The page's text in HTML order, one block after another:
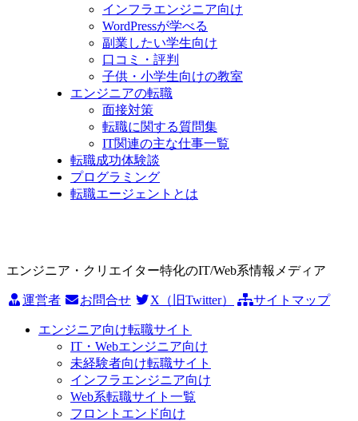
インフラエンジニア向け
WordPressが学べる
副業したい学生向け
口コミ・評判
子供・小学生向けの教室
エンジニアの転職
面接対策
転職に関する質問集
IT関連の主な仕事一覧
転職成功体験談
プログラミング
転職エージェントとは
エンジニア・クリエイター特化のIT/Web系情報メディア
運営者 お問合せ X（旧Twitter） サイトマップ
エンジニア向け転職サイト
IT・Webエンジニア向け
未経験者向け転職サイト
インフラエンジニア向け
Web系転職サイト一覧
フロントエンド向け